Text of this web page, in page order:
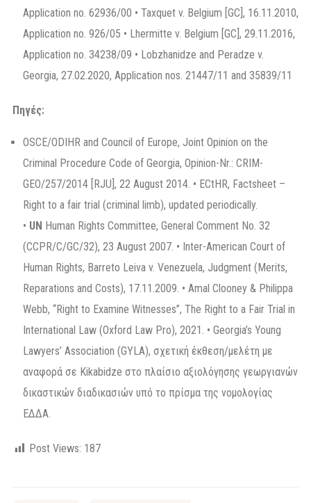
Application no. 62936/00 • Taxquet v. Belgium [GC], 16.11.2010,
Application no. 926/05 • Lhermitte v. Belgium [GC], 29.11.2016,
Application no. 34238/09 • Lobzhanidze and Peradze v.
Georgia, 27.02.2020, Application nos. 21447/11 and 35839/11
Πηγές:
OSCE/ODIHR and Council of Europe, Joint Opinion on the
Criminal Procedure Code of Georgia, Opinion-Nr.: CRIM-
GEO/257/2014 [RJU], 22 August 2014. • ECtHR, Factsheet –
Right to a fair trial (criminal limb), updated periodically.
• UN Human Rights Committee, General Comment No. 32
(CCPR/C/GC/32), 23 August 2007. • Inter-American Court of
Human Rights, Barreto Leiva v. Venezuela, Judgment (Merits,
Reparations and Costs), 17.11.2009. • Amal Clooney & Philippa
Webb, “Right to Examine Witnesses”, The Right to a Fair Trial in
International Law (Oxford Law Pro), 2021. • Georgia’s Young
Lawyers’ Association (GYLA), σχετική έκθεση/μελέτη με
αναφορά σε Kikabidze στο πλαίσιο αξιολόγησης γεωργιανών
δικαστικών διαδικασιών υπό το πρίσμα της νομολογίας
ΕΔΔΑ.
Post Views: 187